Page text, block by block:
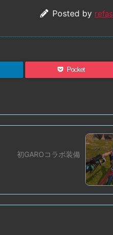
Posted by refas
Pocket
初GAROコラボ装備